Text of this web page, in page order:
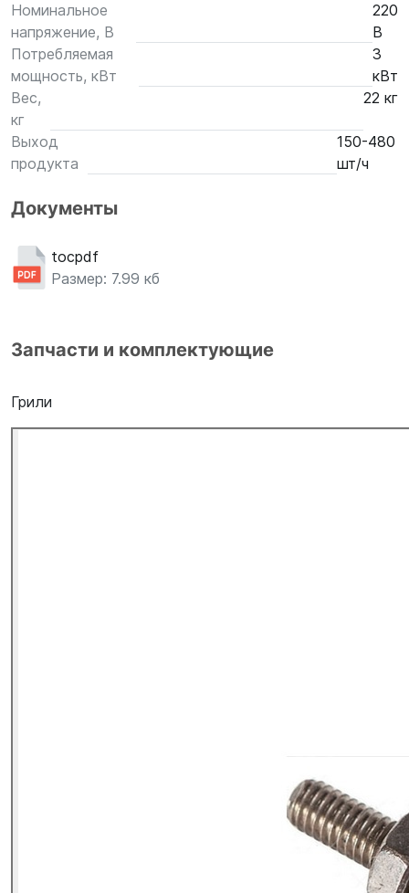
Номинальное
напряжение, В
220
В
Потребляемая
мощность, кВт
3
кВт
Вес,
кг
22 кг
Выход
продукта
150-480
шт/ч
Документы
tocpdf
Размер: 7.99 кб
Запчасти и комплектующие
Грили